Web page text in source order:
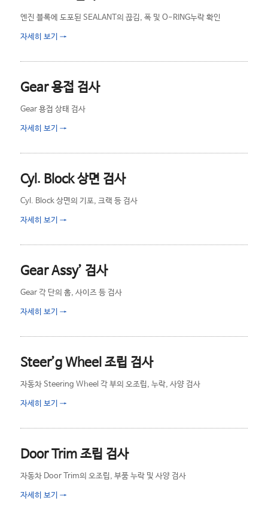
엔진 블록에 도포된 SEALANT의 끊김, 폭 및 O-RING누락 확인
자세히 보기 →
Gear 용접 검사
Gear 용접 상태 검사
자세히 보기 →
Cyl. Block 상면 검사
Cyl. Block 상면의 기포, 크랙 등 검사
자세히 보기 →
Gear Assy’ 검사
Gear 각 단의 홈, 사이즈 등 검사
자세히 보기 →
Steer’g Wheel 조립 검사
자동차 Steering Wheel 각 부의 오조립, 누락, 사양 검사
자세히 보기 →
Door Trim 조립 검사
자동차 Door Trim의 오조립, 부품 누락 및 사양 검사
자세히 보기 →